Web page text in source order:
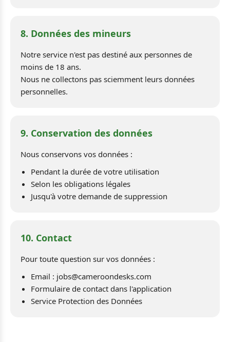
8. Données des mineurs
Notre service n'est pas destiné aux personnes de
moins de 18 ans.
Nous ne collectons pas sciemment leurs données
personnelles.
9. Conservation des données
Nous conservons vos données :
Pendant la durée de votre utilisation
Selon les obligations légales
Jusqu'à votre demande de suppression
10. Contact
Pour toute question sur vos données :
Email : jobs@cameroondesks.com
Formulaire de contact dans l'application
Service Protection des Données